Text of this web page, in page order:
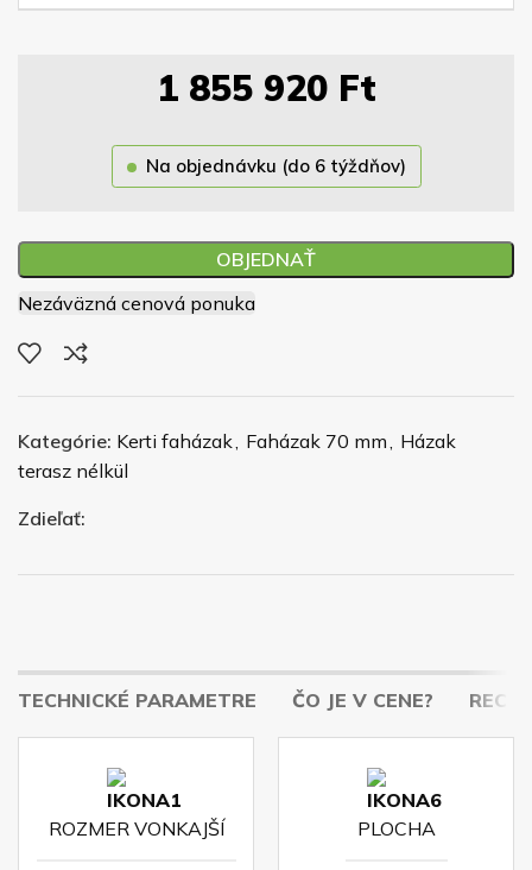
1 855 920 Ft
Na objednávku (do 6 týždňov)
OBJEDNAŤ
Nezáväzná cenová ponuka
Kategórie: Kerti faházak Faházak 70 mm
Házak
terasz nélkül
Zdieľať:
TECHNICKÉ PARAMETRE ČO JE V CENE?
ROZMER VONKAJŠÍ PLOCHA